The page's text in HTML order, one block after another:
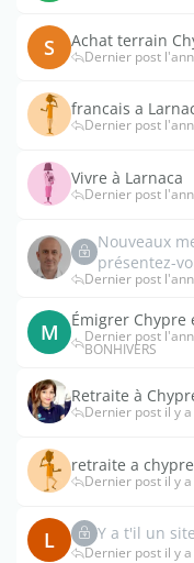
S Achat terrain
Dernier post
francais a
Dernier post
Vivre à Larnaca
Dernier post
Nouveaux
présentez-
Dernier post
M Émigrer Chypre
Dernier post
BONHIVERS
Retraite à
Dernier post il y
retraite a chypre
Dernier post il y
L Y a t'il un
Dernier post il y